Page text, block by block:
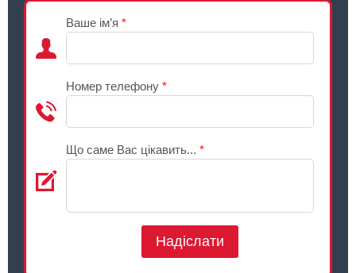
Ваше ім’я *
Номер телефону *
Що саме Вас цікавить... *
Надіслати